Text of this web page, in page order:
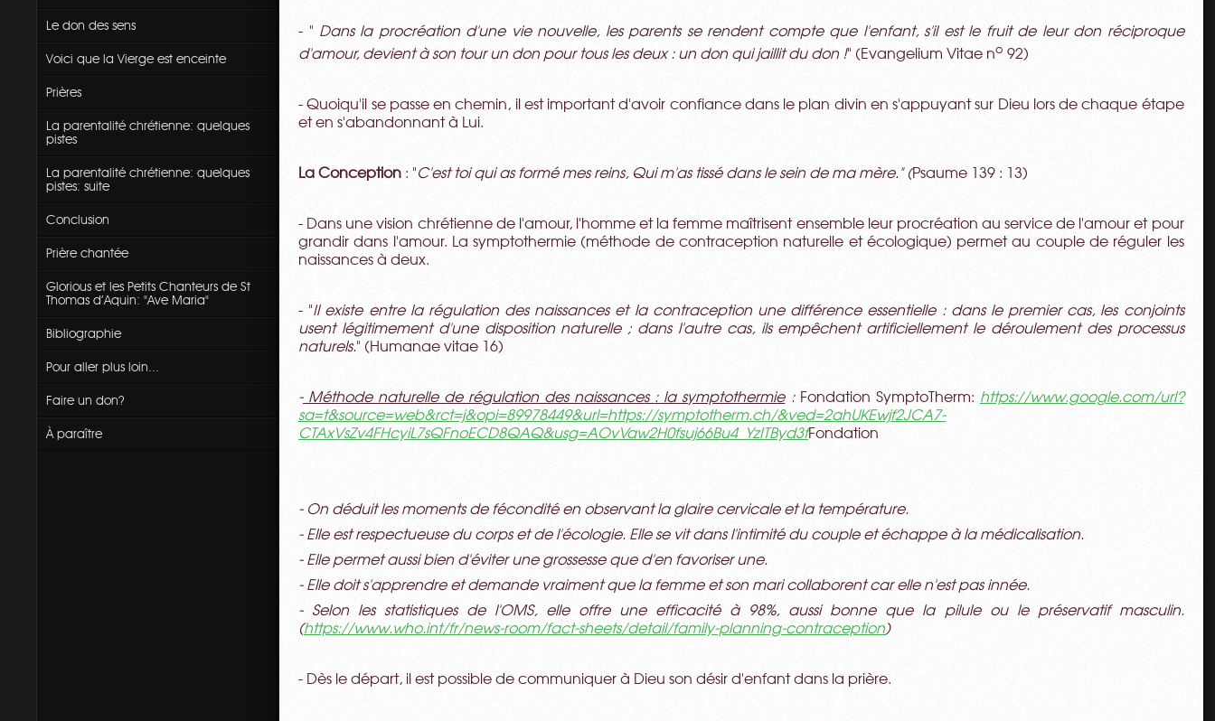
Le don des sens
Voici que la Vierge est enceinte
Prières
La parentalité chrétienne: quelques
pistes
La parentalité chrétienne: quelques
pistes: suite
Conclusion
Prière chantée
Glorious et les Petits Chanteurs de St
Thomas d'Aquin: "Ave Maria"
Bibliographie
Pour aller plus loin...
Faire un don?
À paraître
- " Dans la procréation d'une vie nouvelle, les parents se rendent compte que l'enfant, s'il est le fruit de leur don réciproque
d'amour, devient à son tour un don pour tous les deux : un don qui jaillit du don !" (Evangelium Vitae no 92)
- Quoiqu'il se passe en chemin, il est important d'avoir confiance dans le plan divin en s'appuyant sur Dieu lors de chaque étape
et en s'abandonnant à Lui.
La Conception : "C'est toi qui as formé mes reins, Qui m'as tissé dans le sein de ma mère." (Psaume 139 : 13)
- Dans une vision chrétienne de l'amour, l'homme et la femme maîtrisent ensemble leur procréation au service de l'amour et pour
grandir dans l'amour. La symptothermie (méthode de contraception naturelle et écologique) permet au couple de réguler les
naissances à deux.
- "Il existe entre la régulation des naissances et la contraception une différence essentielle : dans le premier cas, les conjoints
usent légitimement d'une disposition naturelle ; dans l'autre cas, ils empêchent artificiellement le déroulement des processus
naturels." (Humanae vitae 16)
-Méthode naturelle de régulation des naissances : la symptothermie : Fondation SymptoTherm: https://www.google.com/url?
sa=t&source=web&rct=j&opi=89978449&url=https://symptotherm.ch/&ved=2ahUKEwjf2JCA7-
CTAxVsZv4FHcyiL7sQFnoECD8QAQ&usg=AOvVaw2H0fsuj66Bu4_YzITByd3fFondation
- On déduit les moments de fécondité en observant la glaire cervicale et la température.
- Elle est respectueuse du corps et de l'écologie. Elle se vit dans l'intimité du couple et échappe à la médicalisation.
- Elle permet aussi bien d'éviter une grossesse que d'en favoriser une.
- Elle doit s'apprendre et demande vraiment que la femme et son mari collaborent car elle n'est pas innée.
- Selon les statistiques de l'OMS, elle offre une efficacité à 98%, aussi bonne que la pilule ou le préservatif masculin.
(https://www.who.int/fr/news-room/fact-sheets/detail/family-planning-contraception)
- Dès le départ, il est possible de communiquer à Dieu son désir d'enfant dans la prière.